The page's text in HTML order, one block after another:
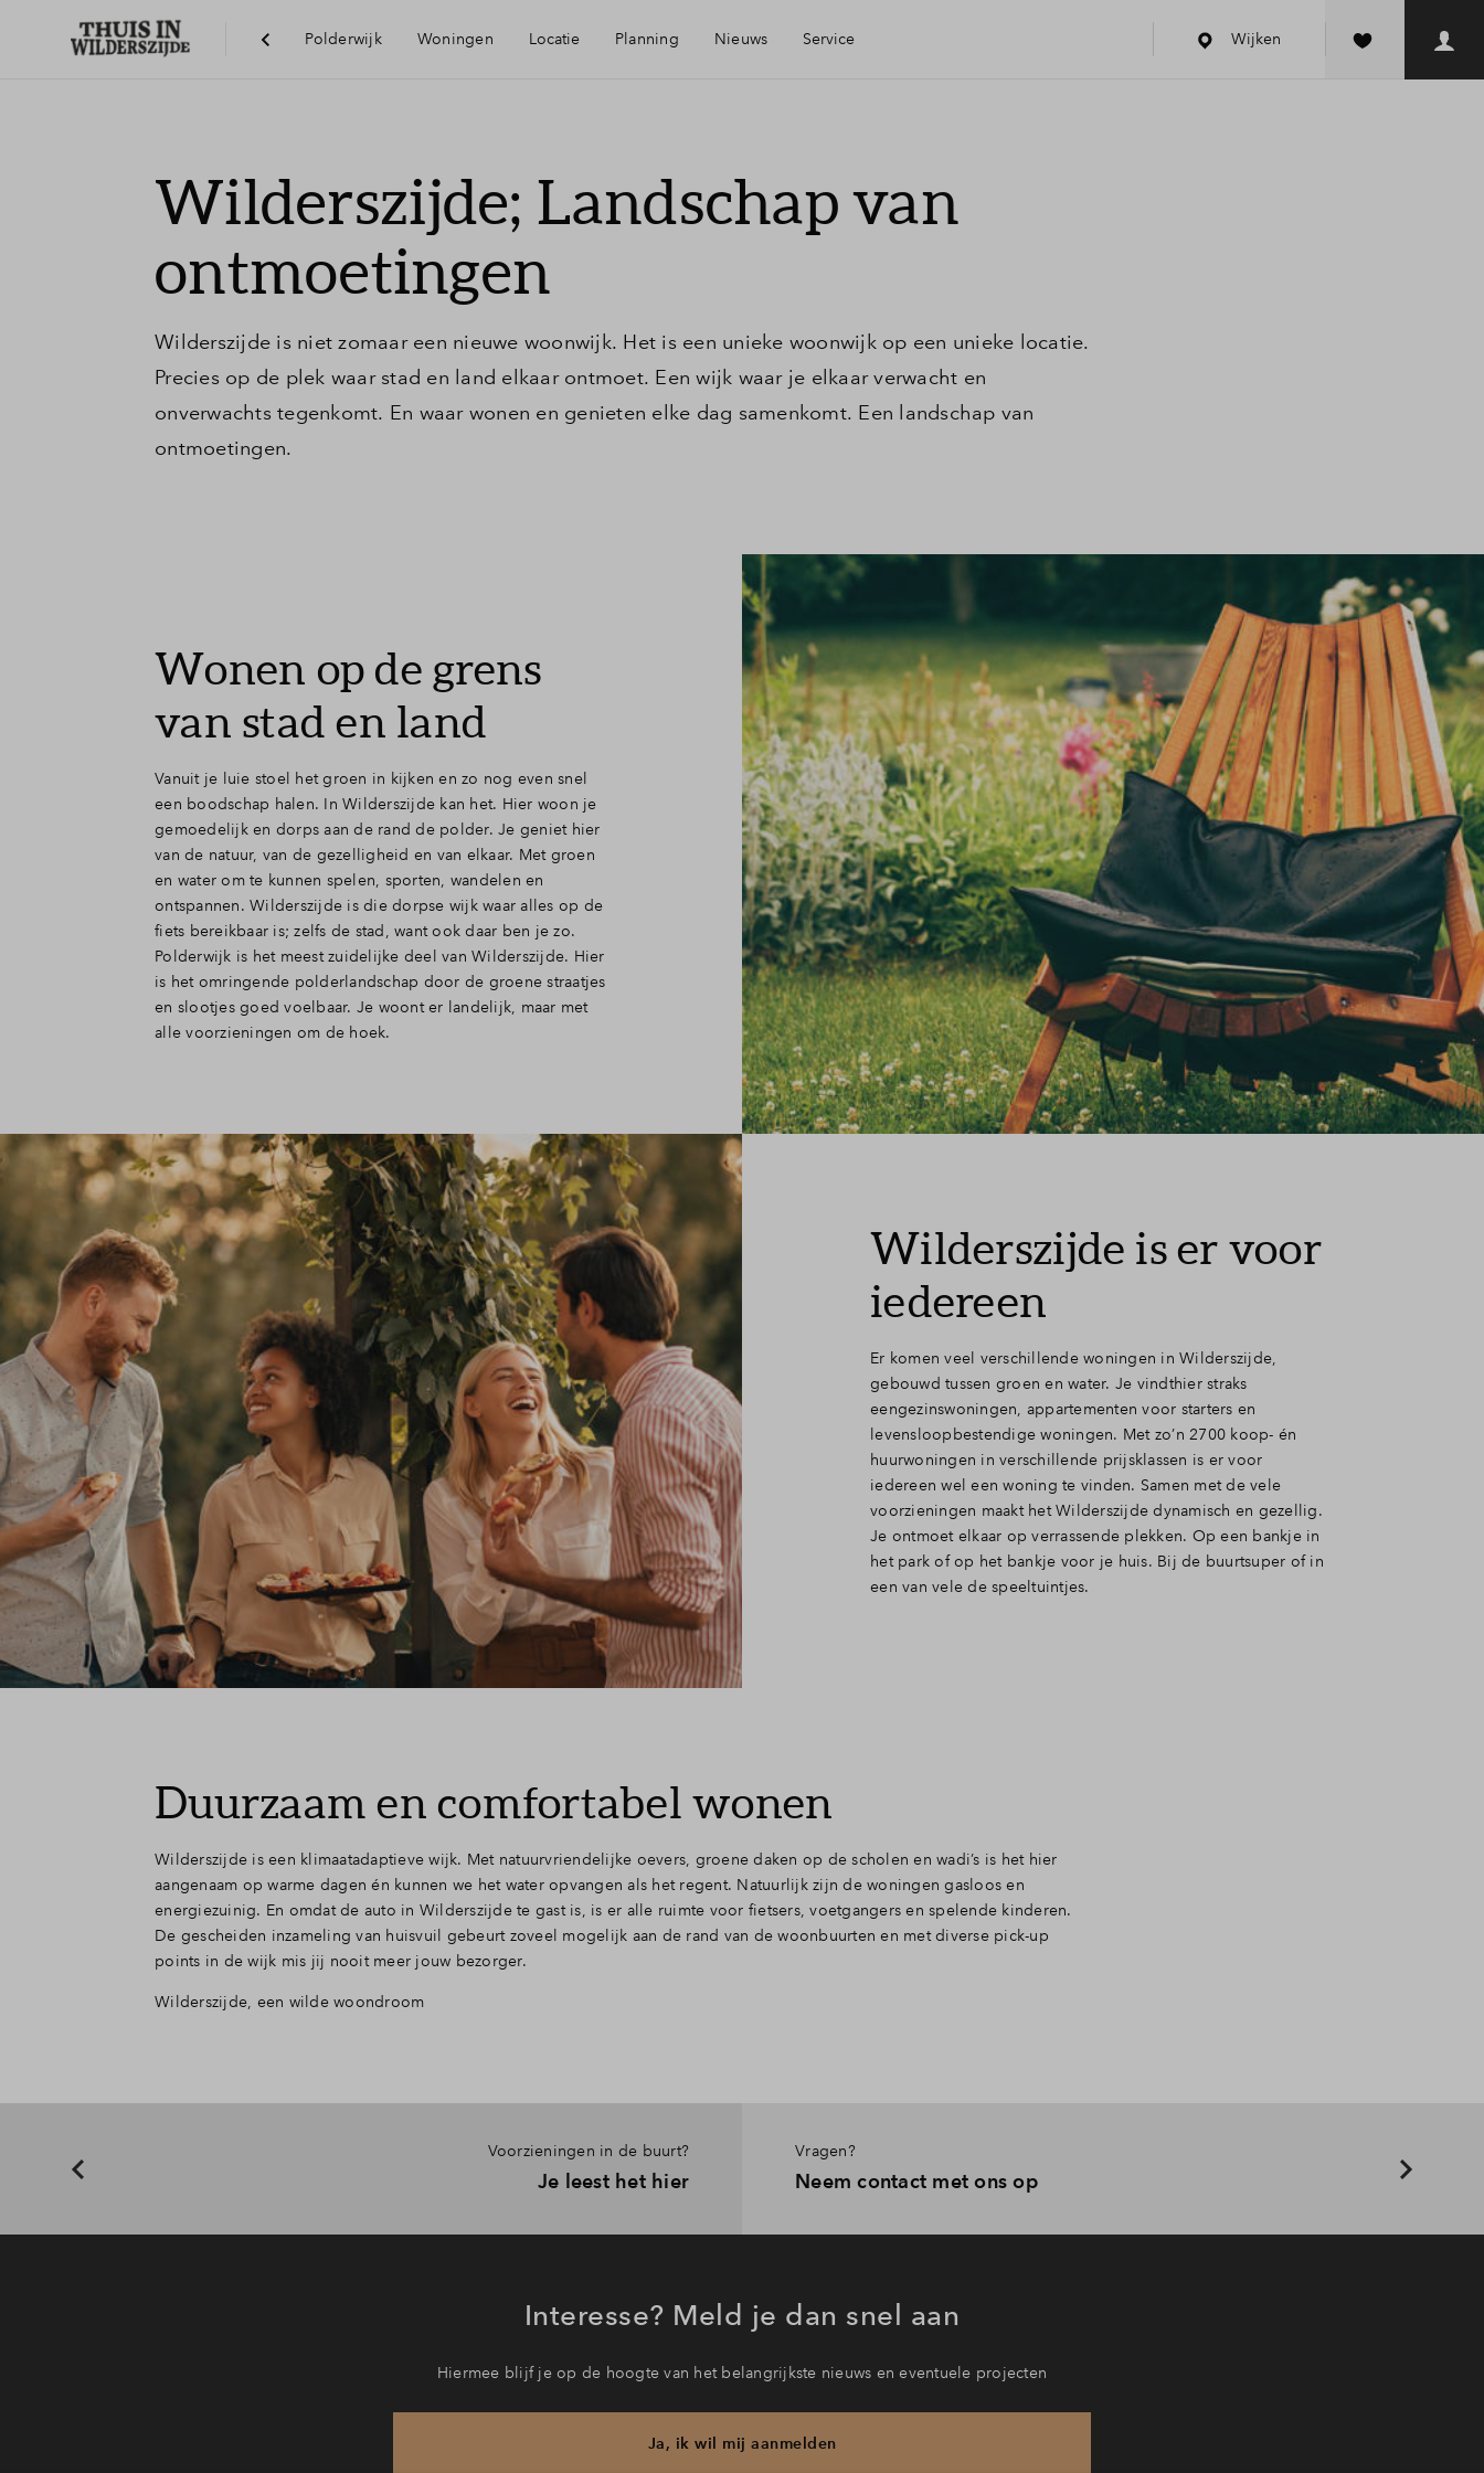
Polderwijk Woningen Locatie
Voorzieningen
Visie
Planning Nieuws Service
Financiele check
Woning kopen
Contact
Wijken
Wilderszijde; Landschap van
ontmoetingen
Wilderszijde is niet zomaar een nieuwe woonwijk. Het is een unieke woonwijk op een unieke locatie.
Precies op de plek waar stad en land elkaar ontmoet. Een wijk waar je elkaar verwacht en
onverwachts tegenkomt. En waar wonen en genieten elke dag samenkomt. Een landschap van
ontmoetingen.
Wonen op de grens
van stad en land
Vanuit je luie stoel het groen in kijken en zo nog even snel
een boodschap halen. In Wilderszijde kan het. Hier woon je
gemoedelijk en dorps aan de rand de polder. Je geniet hier
van de natuur, van de gezelligheid en van elkaar. Met groen
en water om te kunnen spelen, sporten, wandelen en
ontspannen. Wilderszijde is die dorpse wijk waar alles op de
fiets bereikbaar is; zelfs de stad, want ook daar ben je zo.
Polderwijk is het meest zuidelijke deel van Wilderszijde. Hier
is het omringende polderlandschap door de groene straatjes
en slootjes goed voelbaar. Je woont er landelijk, maar met
alle voorzieningen om de hoek.
Wilderszijde is er voor
iedereen
Er komen veel verschillende woningen in Wilderszijde,
gebouwd tussen groen en water. Je vindthier straks
eengezinswoningen, appartementen voor starters en
levensloopbestendige woningen. Met zo’n 2700 koop- én
huurwoningen in verschillende prijsklassen is er voor
iedereen wel een woning te vinden. Samen met de vele
voorzieningen maakt het Wilderszijde dynamisch en gezellig.
Je ontmoet elkaar op verrassende plekken. Op een bankje in
het park of op het bankje voor je huis. Bij de buurtsuper of in
een van vele de speeltuintjes.
Duurzaam en comfortabel wonen
Wilderszijde is een klimaatadaptieve wijk. Met natuurvriendelijke oevers, groene daken op de scholen en wadi’s is het hier
aangenaam op warme dagen én kunnen we het water opvangen als het regent. Natuurlijk zijn de woningen gasloos en
energiezuinig. En omdat de auto in Wilderszijde te gast is, is er alle ruimte voor fietsers, voetgangers en spelende kinderen.
De gescheiden inzameling van huisvuil gebeurt zoveel mogelijk aan de rand van de woonbuurten en met diverse pick-up
points in de wijk mis jij nooit meer jouw bezorger.
Wilderszijde, een wilde woondroom
Voorzieningen in de buurt?
Je leest het hier
Vragen?
Neem contact met ons op
Interesse? Meld je dan snel aan
Hiermee blijf je op de hoogte van het belangrijkste nieuws en eventuele projecten
Ja, ik wil mij aanmelden